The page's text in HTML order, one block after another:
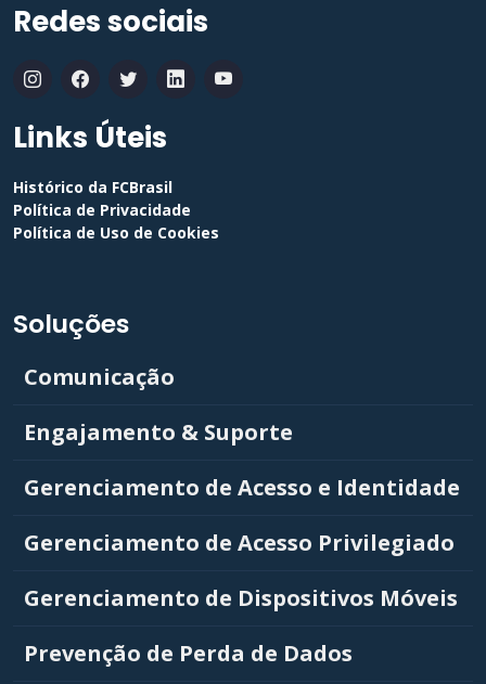
Redes sociais
Links Úteis
Histórico da FCBrasil
Política de Privacidade
Política de Uso de Cookies
Soluções
Comunicação
Engajamento & Suporte
Gerenciamento de Acesso e Identidade
Gerenciamento de Acesso Privilegiado
Gerenciamento de Dispositivos Móveis
Prevenção de Perda de Dados